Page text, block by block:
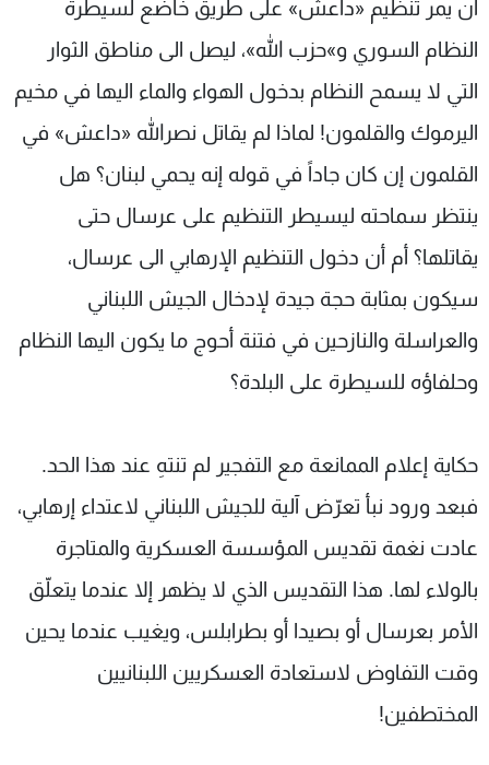
أن يمر تنظيم «داعش» على طريق خاضع لسيطرة
النظام السوري و»حزب الله»، ليصل الى مناطق الثوار
التي لا يسمح النظام بدخول الهواء والماء اليها في مخيم
اليرموك والقلمون! لماذا لم يقاتل نصرالله «داعش» في
القلمون إن كان جاداً في قوله إنه يحمي لبنان؟ هل
ينتظر سماحته ليسيطر التنظيم على عرسال حتى
يقاتلها؟ أم أن دخول التنظيم الإرهابي الى عرسال،
سيكون بمثابة حجة جيدة لإدخال الجيش اللبناني
والعراسلة والنازحين في فتنة أحوج ما يكون اليها النظام
وحلفاؤه للسيطرة على البلدة؟
حكاية إعلام الممانعة مع التفجير لم تنتهِ عند هذا الحد.
فبعد ورود نبأ تعرّض آلية للجيش اللبناني لاعتداء إرهابي،
عادت نغمة تقديس المؤسسة العسكرية والمتاجرة
بالولاء لها. هذا التقديس الذي لا يظهر إلا عندما يتعلّق
الأمر بعرسال أو بصيدا أو بطرابلس، ويغيب عندما يحين
وقت التفاوض لاستعادة العسكريين اللبنانيين
المختطفين!